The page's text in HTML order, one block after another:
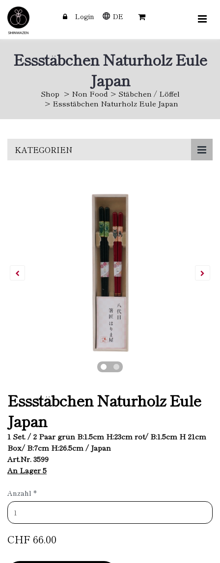
Login DE
Essstäbchen Naturholz Eule
Japan
Shop Non Food
Stäbchen / Löffel
Essstäbchen Naturholz Eule Japan
KATEGORIEN
Essstäbchen Naturholz Eule
Japan
1 Set. / 2 Paar grün B:1.5cm H:23cm rot/ B:1.5cm H 21cm
Box/ B:7cm H:26.5cm / Japan
Art.Nr. 3599
An Lager 5
Anzahl *
CHF 66.00